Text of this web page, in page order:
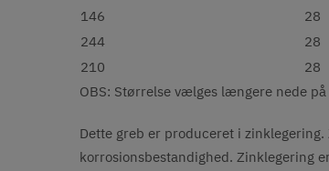
146
28
244
28
210
28
OBS: Størrelse vælges længere nede på
Dette greb er produceret i
korrosionsbestandighed. Zinklegering